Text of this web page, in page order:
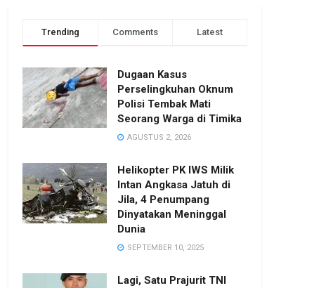
Trending Comments Latest
Dugaan Kasus
Perselingkuhan Oknum
Polisi Tembak Mati
Seorang Warga di Timika
AGUSTUS 2, 2026
Helikopter PK IWS Milik
Intan Angkasa Jatuh di
Jila, 4 Penumpang
Dinyatakan Meninggal
Dunia
SEPTEMBER 10, 2025
Lagi, Satu Prajurit TNI